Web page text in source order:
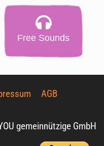
Free Sounds
AGB
gemeinnützige GmbH